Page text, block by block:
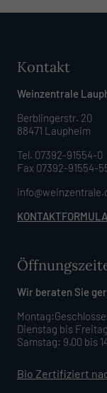
Kontakt
Weinzentrale
Berblingerstr. 20
88471 Laupheim
Tel. 07392-91554-0
Fax 07392-91554-
Wir beraten Sie
Dienstag bis
Samstag: 9.00 bis
Bio Zertifiziert